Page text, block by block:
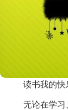
读书我的快
无论在学习